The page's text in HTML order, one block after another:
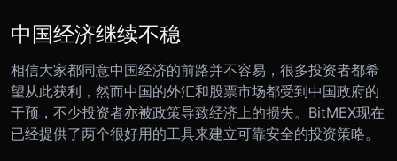
中国经济继续不稳
相信大家都同意中国经济的前路并不容易，很多投资者都希
望从此获利，然而中国的外汇和股票市场都受到中国政府的
干预，不少投资者亦被政策导致经济上的损失。BitMEX现在
已经提供了两个很好用的工具来建立可靠安全的投资策略。